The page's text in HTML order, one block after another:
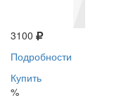
3100
Подробности
Купить
%